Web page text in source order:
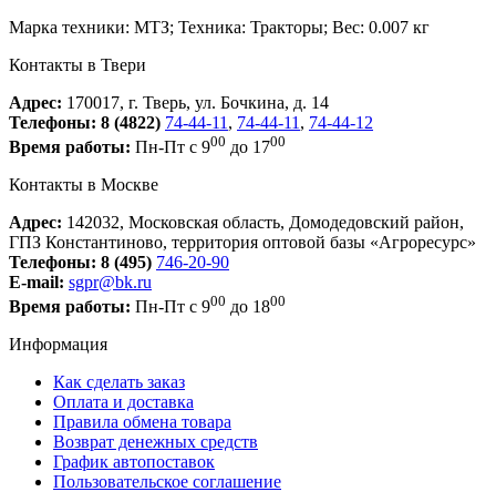
Марка техники: МТЗ; Техника: Тракторы; Вес: 0.007 кг
Контакты в Твери
Адрес: 170017, г. Тверь, ул. Бочкина, д. 14
Телефоны: 8 (4822) 74-44-11 , 74-44-11 , 74-44-12
Время работы: Пн-Пт с 900 до 1700
Контакты в Москве
Адрес: 142032, Московская область, Домодедовский район,
ГПЗ Константиново, территория оптовой базы «Агроресурс»
Телефоны: 8 (495) 746-20-90
E-mail: sgpr@bk.ru
Время работы: Пн-Пт с 900 до 1800
Информация
Как сделать заказ
Оплата и доставка
Правила обмена товара
Возврат денежных средств
График автопоставок
Пользовательское соглашение